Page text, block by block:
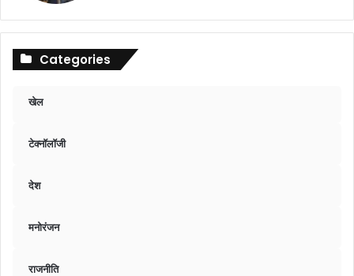
Categories
खेल
टेक्नॉलॉजी
देश
मनोरंजन
राजनीति